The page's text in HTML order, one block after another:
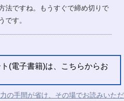
法ですね。もうすぐで締め切りで
です。
(電子書籍)は、こちらからお
の手間が省け、その場でお読みいただ